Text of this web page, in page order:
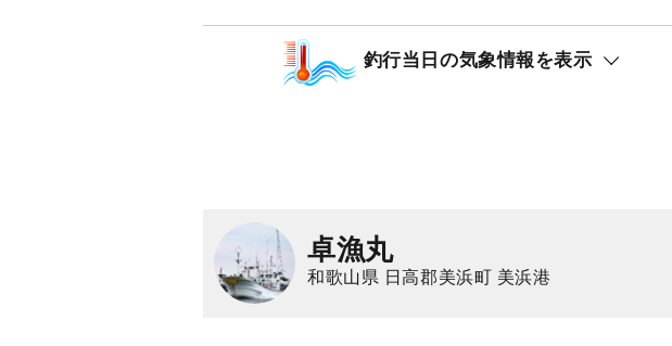
釣行当日の気象情報を表示
卓漁丸
和歌山県 日高郡美浜町 美浜港